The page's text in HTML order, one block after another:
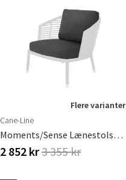
Flere varianter
Cane-Line
Moments/Sense Lænestolspude INDOOR Mørkegrå
2 852 kr3 355 kr